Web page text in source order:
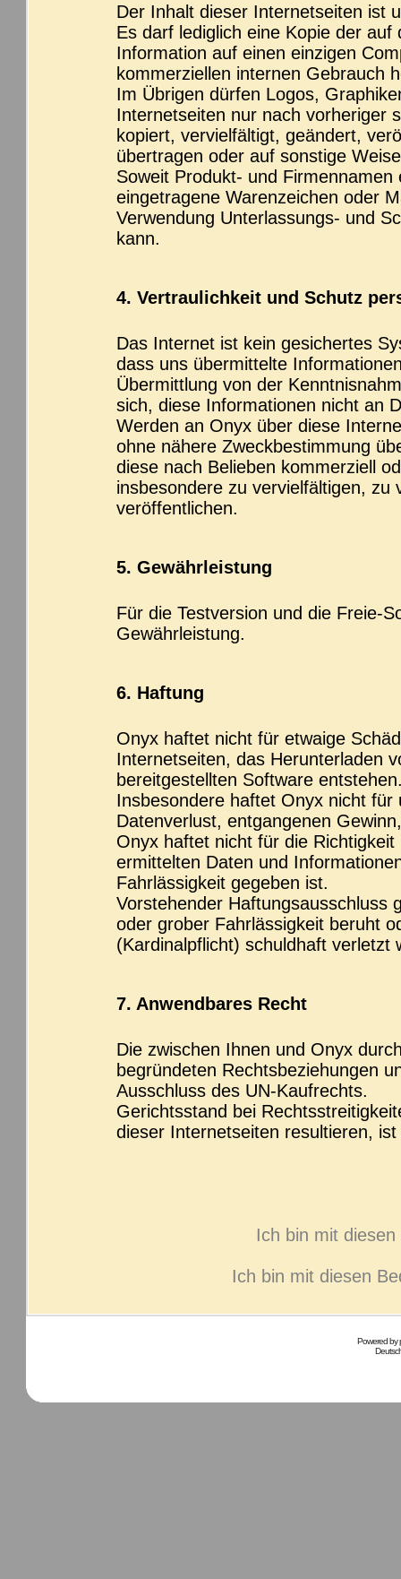
Der Inhalt dieser Internetseiten ist
Es darf lediglich eine Kopie der
Information auf einen einzigen
kommerziellen internen Gebrauch
Im Übrigen dürfen Logos,
Internetseiten nur nach vorheriger
kopiert, vervielfältigt, geändert,
übertragen oder auf sonstige
Soweit Produkt- und
eingetragene Warenzeichen oder
Verwendung Unterlassungs- und
kann.
4. Vertraulichkeit und Schutz
Das Internet ist kein gesichertes
dass uns übermittelte
Übermittlung von der
sich, diese Informationen nicht an
Werden an Onyx über diese
ohne nähere Zweckbestimmung
diese nach Belieben kommerziell
insbesondere zu vervielfältigen,
veröffentlichen.
5. Gewährleistung
Für die Testversion und die Freie-
Gewährleistung.
6. Haftung
Onyx haftet nicht für etwaige
Internetseiten, das Herunterladen
bereitgestellten Software
Insbesondere haftet Onyx nicht
Datenverlust, entgangenen
Onyx haftet nicht für die
ermittelten Daten und
Fahrlässigkeit gegeben ist.
Vorstehender Haftungsausschluss
oder grober Fahrlässigkeit beruht
(Kardinalpflicht) schuldhaft verletzt
7. Anwendbares Recht
Die zwischen Ihnen und Onyx
begründeten Rechtsbeziehungen
Ausschluss des UN-Kaufrechts.
Gerichtsstand bei
dieser Internetseiten resultieren,
Ich bin mit
Ich bin mit diesen
Powered by